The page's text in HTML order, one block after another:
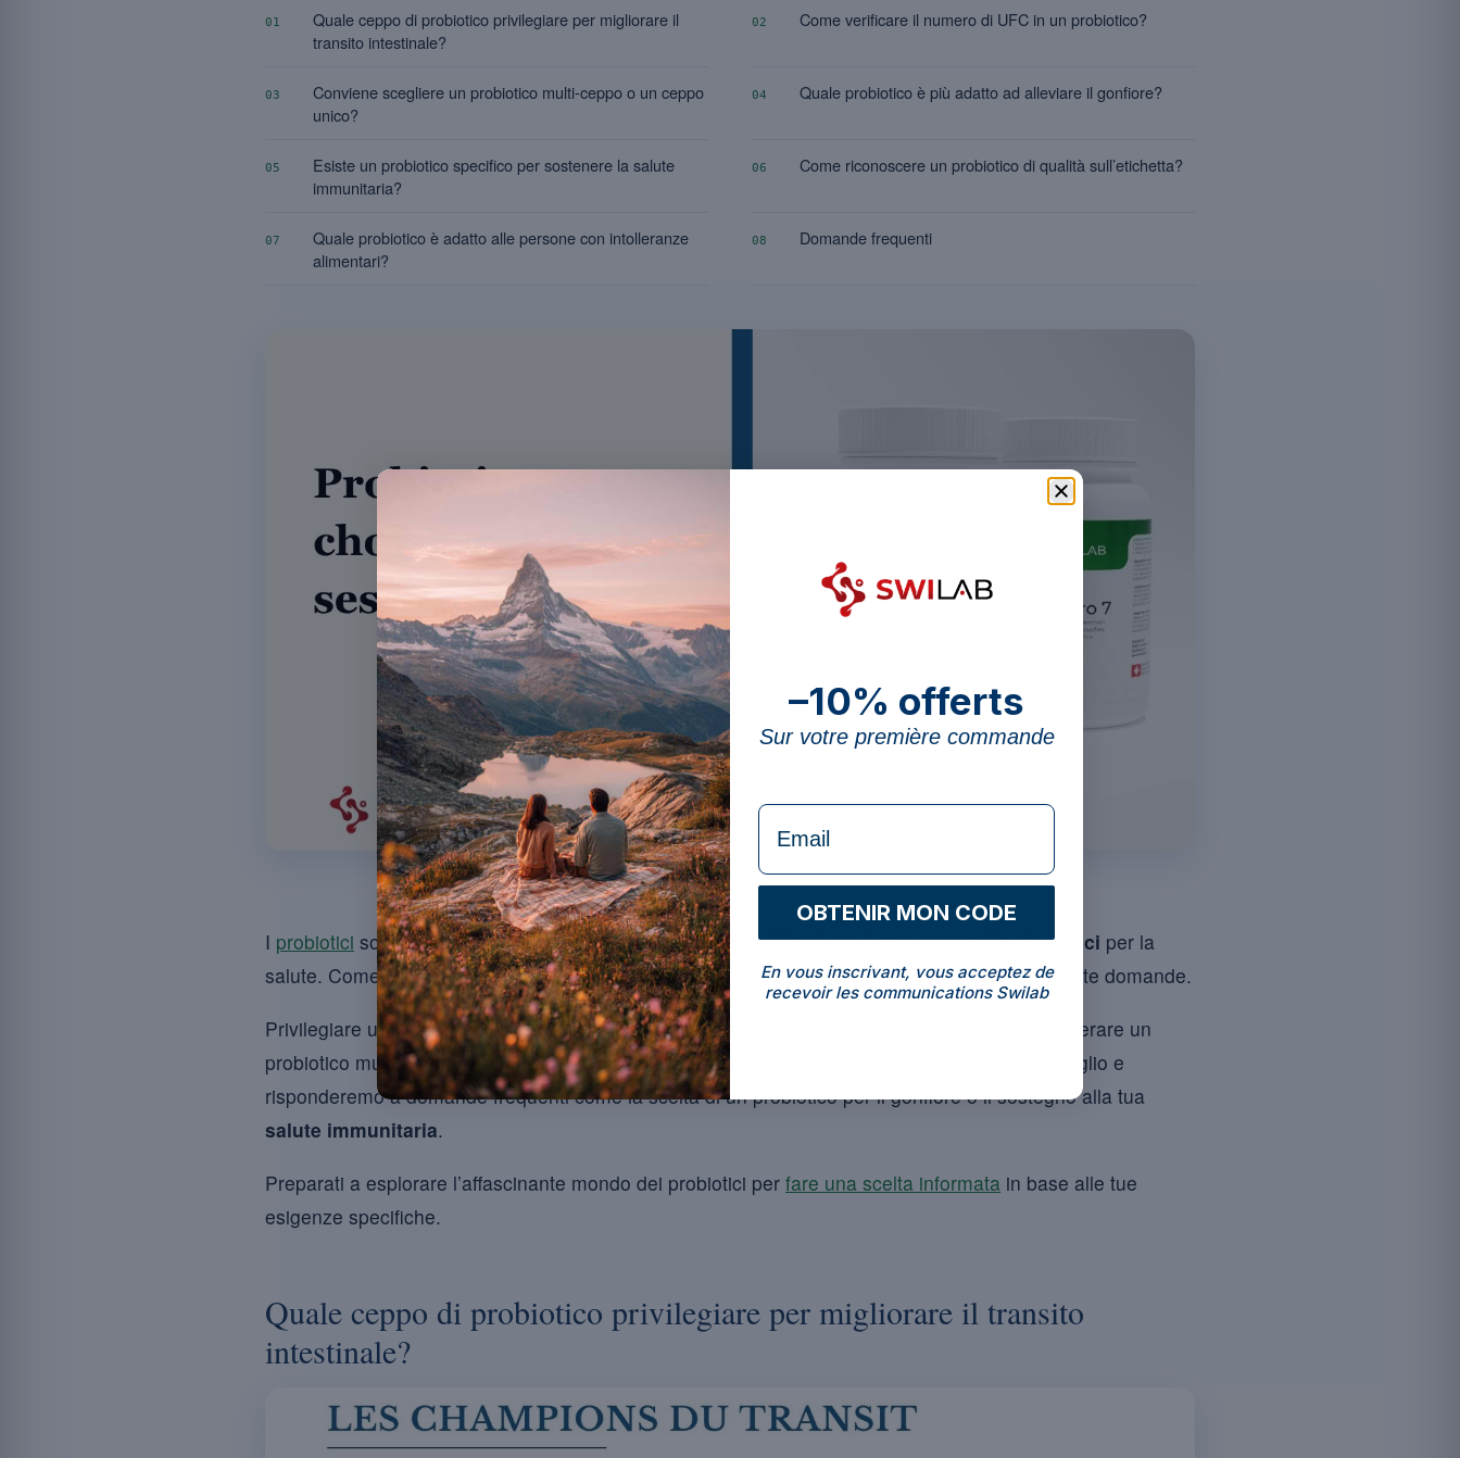
01
Quale ceppo di probiotico privilegiare per migliorare il
transito intestinale?
02 Come verificare il numero di UFC in un probiotico?
03
Conviene scegliere un probiotico multi-ceppo o un ceppo
unico?
04 Quale probiotico è più adatto ad alleviare il gonfiore?
05
Esiste un probiotico specifico per sostenere la salute
immunitaria?
06 Come riconoscere un probiotico di qualità sull’etichetta?
07
Quale probiotico è adatto alle persone con intolleranze
alimentari?
08 Domande frequenti
Scegliere bene il probiotico significa abbinare il ceppo giusto a un’esigenza specifica di salute intestinale.
I probiotici sono microrganismi vivi che, consumati in quantità adeguate, possono offrirebenefici per la
salute. Come determinare il probiotico che ti si addice di più? Questa ricerca può sollevare molte domande.
Privilegiare un ceppo specifico per il transito intestinale, verificare il conteggio di UFC o considerare un
probiotico multi-ceppo sono tutti criteri da tenere in conto. Esamineremo questi aspetti in dettaglio e
risponderemo a domande frequenti come la scelta di un probiotico per il gonfiore o il sostegno alla tua
salute immunitaria.
Preparati a esplorare l’affascinante mondo dei probiotici per fare una scelta informata in base alle tue
esigenze specifiche.
Quale ceppo di probiotico privilegiare per migliorare il transito
intestinale?
–10% offerts
Sur votre première commande
formulaire Email
OBTENIR MON CODE
En vous inscrivant, vous acceptez de
recevoir les communications Swilab